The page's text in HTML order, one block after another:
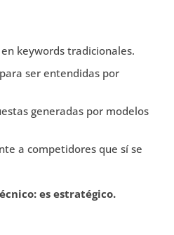
keywords tradicionales.
ser entendidas por
generadas por modelos
a competidores que sí se
es estratégico.